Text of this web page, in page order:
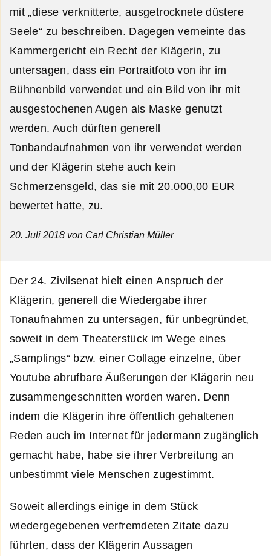
mit „diese verknitterte, ausgetrocknete düstere
Seele“ zu beschreiben. Dagegen verneinte das
Kammergericht ein Recht der Klägerin, zu
untersagen, dass ein Portraitfoto von ihr im
Bühnenbild verwendet und ein Bild von ihr mit
ausgestochenen Augen als Maske genutzt
werden. Auch dürften generell
Tonbandaufnahmen von ihr verwendet werden
und der Klägerin stehe auch kein
Schmerzensgeld, das sie mit 20.000,00 EUR
bewertet hatte, zu.
20. Juli 2018 von Carl Christian Müller
Der 24. Zivilsenat hielt einen Anspruch der
Klägerin, generell die Wiedergabe ihrer
Tonaufnahmen zu untersagen, für unbegründet,
soweit in dem Theaterstück im Wege eines
„Samplings“ bzw. einer Collage einzelne, über
Youtube abrufbare Äußerungen der Klägerin neu
zusammengeschnitten worden waren. Denn
indem die Klägerin ihre öffentlich gehaltenen
Reden auch im Internet für jedermann zugänglich
gemacht habe, habe sie ihrer Verbreitung an
unbestimmt viele Menschen zugestimmt.
Soweit allerdings einige in dem Stück
wiedergegebenen verfremdeten Zitate dazu
führten, dass der Klägerin Aussagen